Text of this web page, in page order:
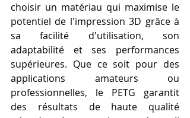
choisir un matériau qui maximise le
potentiel de l'impression 3D grâce à
sa facilité d'utilisation, son
adaptabilité et ses performances
supérieures. Que ce soit pour des
applications amateurs ou
professionnelles, le PETG garantit
des résultats de haute qualité